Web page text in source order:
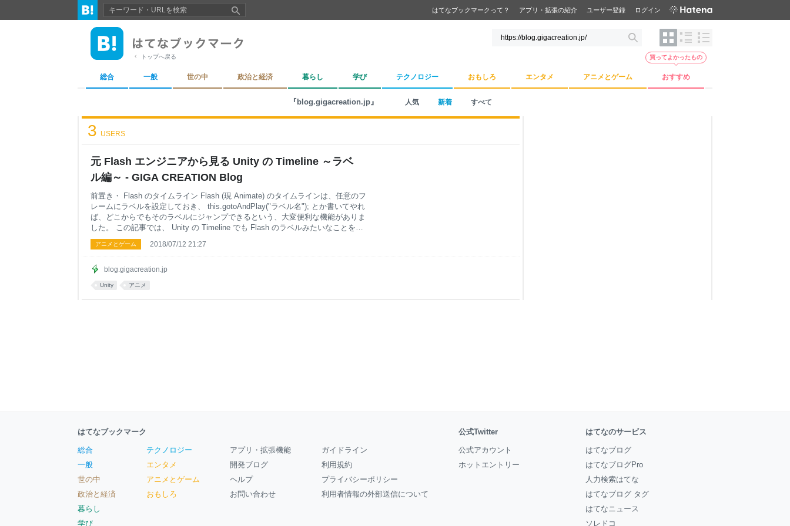
はてなブックマークって？ アプリ・拡張の紹介 ユーザー登録 ログイン
トップへ戻る
総合 一般 世の中 政治と経済 暮らし 学び テクノロジー おもしろ エンタメ アニメとゲーム おすすめ
買ってよかったもの
『blog.gigacreation.jp』 人気 新着 すべて
元 Flash エンジニアから見る Unity の Timeline ～ラベ
ル編～ - GIGA CREATION Blog
3 USERS
blog.gigacreation.jp
前置き・ Flash のタイムライン Flash (現 Animate) のタイムラインは、任意のフ
レームにラベルを設定しておき、 this.gotoAndPlay("ラベル名"); とか書いてやれ
ば、どこからでもそのラベルにジャンプできるという、大変便利な機能がありま
した。 この記事では、 Unity の Timeline でも Flash のラベルみたいなことを実
現するための手法を紹介します。 Control Clip を Label 代わりにする まず、
Timeline に Control Track を追加します。 そして、 Track を右クリックし、
の Control Clip ですが、図のように Inspector から好きな名前を付けることがで
アニメとゲーム 2018/07/12 21:27
Unity アニメ
はてなブックマーク
総合
一般
世の中
政治と経済
暮らし
学び
テクノロジー
エンタメ
アニメとゲーム
おもしろ
アプリ・拡張機能
開発ブログ
ヘルプ
お問い合わせ
ガイドライン
利用規約
プライバシーポリシー
利用者情報の外部送信について
公式Twitter
公式アカウント
ホットエントリー
はてなのサービス
はてなブログ
はてなブログPro
人力検索はてな
はてなブログ タグ
はてなニュース
ソレドコ